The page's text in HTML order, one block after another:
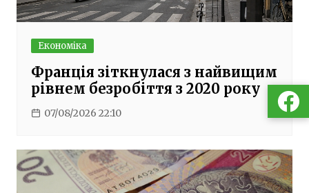
Економіка
Франція зіткнулася з найвищим
рівнем безробіття з 2020 року
07/08/2026 22:10